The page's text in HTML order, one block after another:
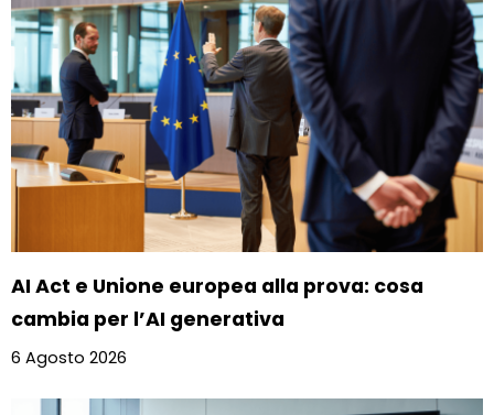
AI Act e Unione europea alla prova: cosa
cambia per l’AI generativa
6 Agosto 2026